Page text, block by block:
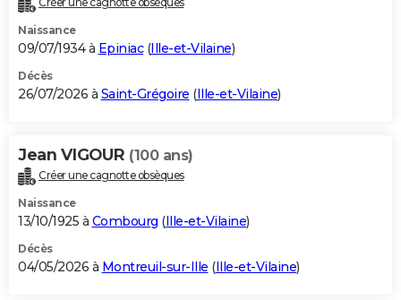
Destinations
City break
Voyage nature
Voyage de noces
Forum
Climat
+PHOTO
GUIDES D'ACHAT
BONS PLANS
Carte de Noël
Carte Bonne année
Carte Saint-Valentin
Carte Pâques
Carte d'anniversaire
DICTIONNAIRE
Dictionnaire
Biographies
Citations
Expressions
Proverbes
PROGRAMME TV
S'inscrire
Se connecter
Lycées
Collèges
Primaires
Universités
Entreprises
Service militaire
Avis de recherche
AVIS DE DÉCÈS
Naissance
09/07/1934 à Epiniac(Ille-et-Vilaine)
Décès
26/07/2026 à Saint-Grégoire (Ille-et-Vilaine)
Jean VIGOUR (100 ans)
Créer une cagnotte obsèques
Naissance
13/10/1925 à Combourg (Ille-et-Vilaine)
Décès
04/05/2026 à Montreuil-sur-Ille (Ille-et-Vilaine)